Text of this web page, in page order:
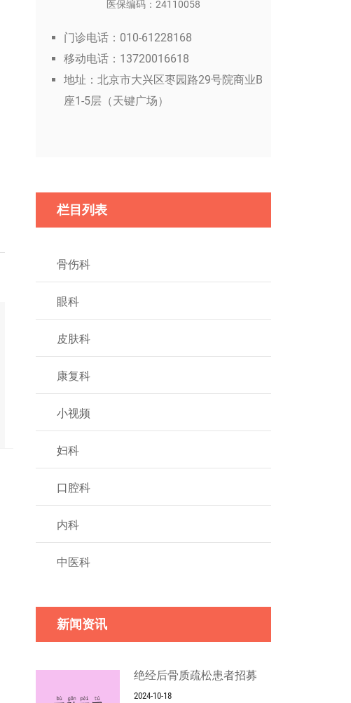
医保编码：24110058
门诊电话：010-61228168
移动电话：13720016618
地址：北京市大兴区枣园路29号院商业B
座1-5层（天键广场）
栏目列表
骨伤科
眼科
皮肤科
康复科
小视频
妇科
口腔科
内科
中医科
新闻资讯
绝经后骨质疏松患者招募
2024-10-18